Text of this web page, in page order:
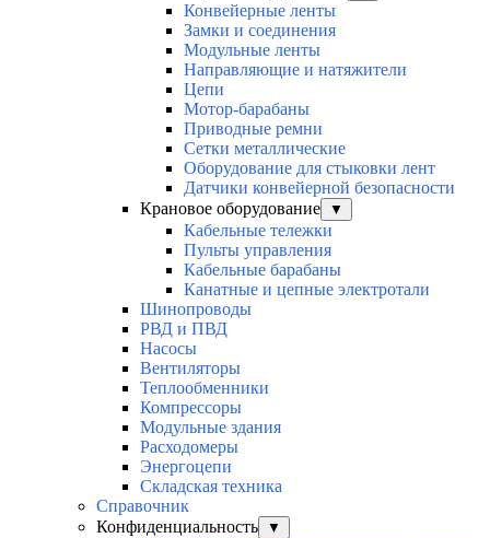
Конвейерные ленты
Замки и соединения
Модульные ленты
Направляющие и натяжители
Цепи
Мотор-барабаны
Приводные ремни
Сетки металлические
Оборудование для стыковки лент
Датчики конвейерной безопасности
Крановое оборудование
▼
Кабельные тележки
Пульты управления
Кабельные барабаны
Канатные и цепные электротали
Шинопроводы
РВД и ПВД
Насосы
Вентиляторы
Теплообменники
Компрессоры
Модульные здания
Расходомеры
Энергоцепи
Складская техника
Справочник
Конфиденциальность
▼